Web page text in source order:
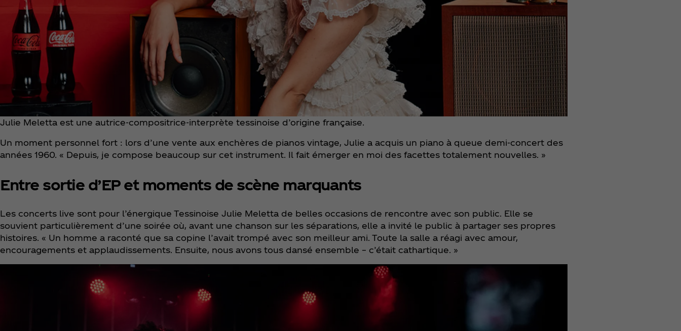
Julie Meletta est une autrice-compositrice-interprète tessinoise d’origine française.
Un moment personnel fort : lors d’une vente aux enchères de pianos vintage, Julie a acquis un piano à queue demi-concert des
années 1960. « Depuis, je compose beaucoup sur cet instrument. Il fait émerger en moi des facettes totalement nouvelles. »
Entre sortie d’EP et moments de scène marquants
Les concerts live sont pour l’énergique Tessinoise Julie Meletta de belles occasions de rencontre avec son public. Elle se
souvient particulièrement d’une soirée où, avant une chanson sur les séparations, elle a invité le public à partager ses propres
histoires. « Un homme a raconté que sa copine l’avait trompé avec son meilleur ami. Toute la salle a réagi avec amour,
encouragements et applaudissements. Ensuite, nous avons tous dansé ensemble – c’était cathartique. »